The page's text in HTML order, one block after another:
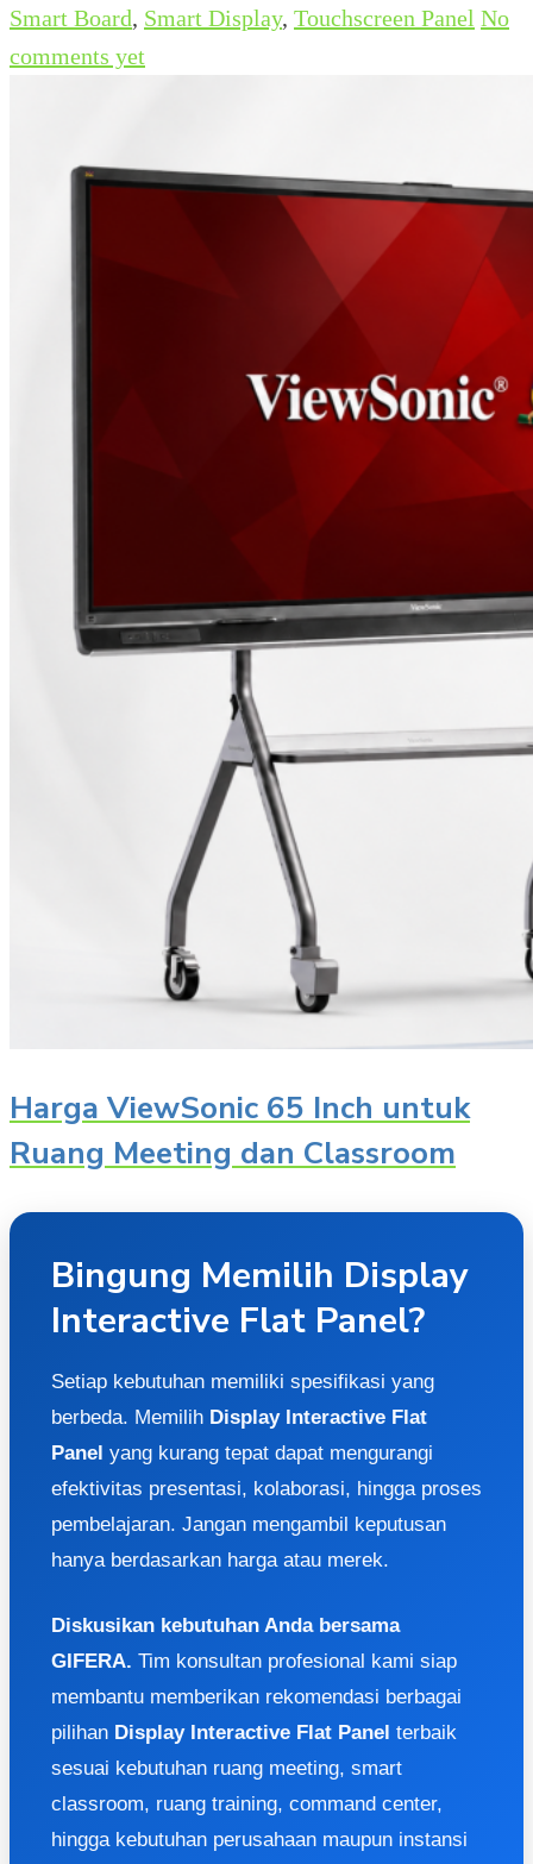
Smart Board, Smart Display, Touchscreen Panel No
comments yet
Harga ViewSonic 65 Inch untuk
Ruang Meeting dan Classroom
Bingung Memilih Display
Interactive Flat Panel?
Setiap kebutuhan memiliki spesifikasi yang
berbeda. Memilih Display Interactive Flat
Panel yang kurang tepat dapat mengurangi
efektivitas presentasi, kolaborasi, hingga proses
pembelajaran. Jangan mengambil keputusan
hanya berdasarkan harga atau merek.
Diskusikan kebutuhan Anda bersama
GIFERA. Tim konsultan profesional kami siap
membantu memberikan rekomendasi berbagai
pilihan Display Interactive Flat Panel terbaik
sesuai kebutuhan ruang meeting, smart
classroom, ruang training, command center,
hingga kebutuhan perusahaan maupun instansi